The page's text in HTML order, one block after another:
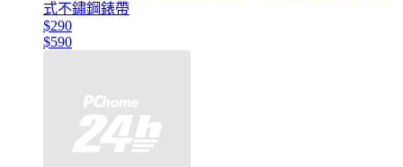
式不鏽鋼錶帶
$290
$590